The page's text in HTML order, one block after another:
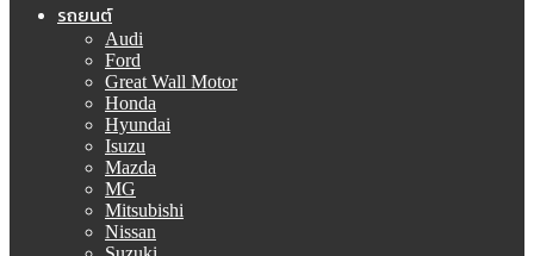
รถยนต์
Audi
Ford
Great Wall Motor
Honda
Hyundai
Isuzu
Mazda
MG
Mitsubishi
Nissan